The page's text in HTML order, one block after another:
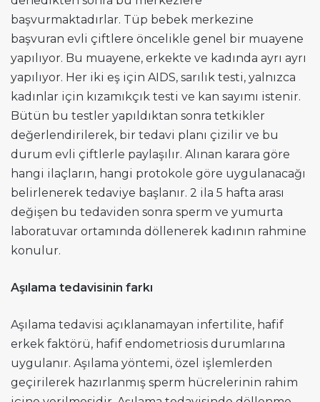
başvurmaktadırlar. Tüp bebek merkezine
başvuran evli çiftlere öncelikle genel bir muayene
yapılıyor. Bu muayene, erkekte ve kadında ayrı ayrı
yapılıyor. Her iki eş için AIDS, sarılık testi, yalnızca
kadınlar için kızamıkçık testi ve kan sayımı istenir.
Bütün bu testler yapıldıktan sonra tetkikler
değerlendirilerek, bir tedavi planı çizilir ve bu
durum evli çiftlerle paylaşılır. Alınan karara göre
hangi ilaçların, hangi protokole göre uygulanacağı
belirlenerek tedaviye başlanır. 2 ila 5 hafta arası
değişen bu tedaviden sonra sperm ve yumurta
laboratuvar ortamında döllenerek kadının rahmine
konulur.
Aşılama tedavisinin farkı
Aşılama tedavisi açıklanamayan infertilite, hafif
erkek faktörü, hafif endometriosis durumlarına
uygulanır. Aşılama yöntemi, özel işlemlerden
geçirilerek hazırlanmış sperm hücrelerinin rahim